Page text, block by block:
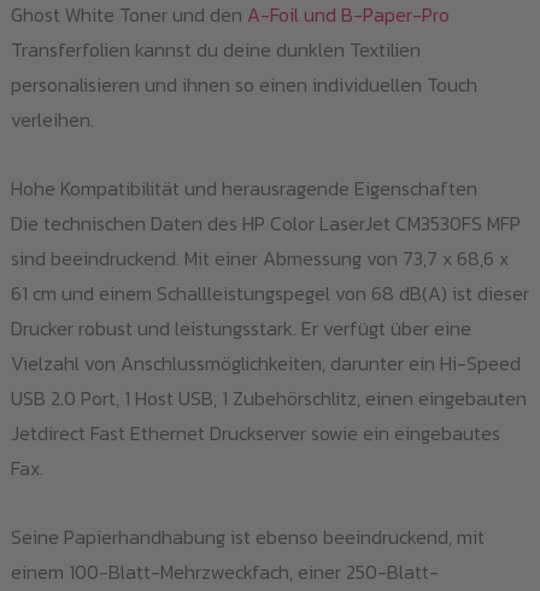
Ghost White Toner und den A-Foil und B-Paper-Pro
Transferfolien kannst du deine dunklen Textilien
personalisieren und ihnen so einen individuellen Touch
verleihen.
Hohe Kompatibilität und herausragende Eigenschaften
Die technischen Daten des HP Color LaserJet CM3530FS MFP
sind beeindruckend. Mit einer Abmessung von 73,7 x 68,6 x
61 cm und einem Schallleistungspegel von 68 dB(A) ist dieser
Drucker robust und leistungsstark. Er verfügt über eine
Vielzahl von Anschlussmöglichkeiten, darunter ein Hi-Speed
USB 2.0 Port, 1 Host USB, 1 Zubehörschlitz, einen eingebauten
Jetdirect Fast Ethernet Druckserver sowie ein eingebautes
Fax.
Seine Papierhandhabung ist ebenso beeindruckend, mit
einem 100-Blatt-Mehrzweckfach, einer 250-Blatt-